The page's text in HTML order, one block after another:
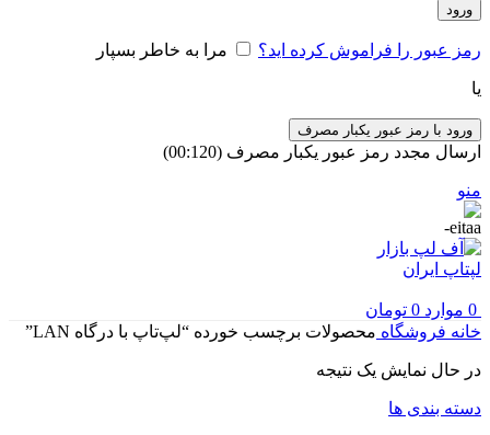
ورود
رمز عبور را فراموش کرده اید؟ مرا به خاطر بسپار
یا
ورود با رمز عبور یکبار مصرف
ارسال مجدد رمز عبور یکبار مصرف (00:
120
)
منو
0 موارد 0 تومان
خانه فروشگاه محصولات برچسب خورده “لپ‌تاپ با درگاه LAN”
در حال نمایش یک نتیجه
دسته بندی ها